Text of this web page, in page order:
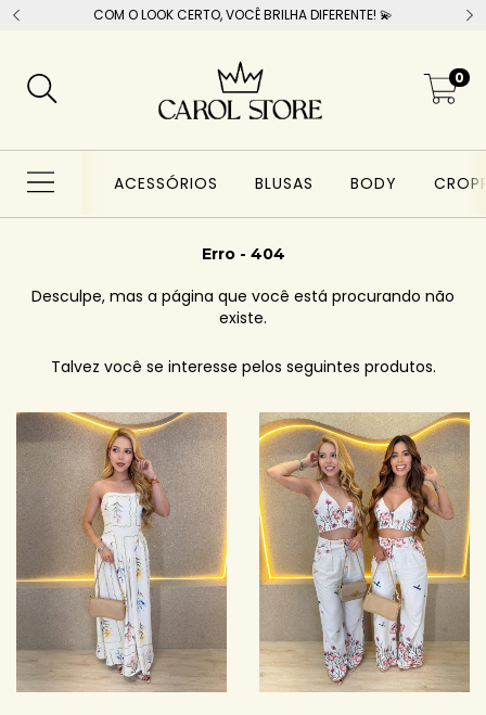
COM O LOOK CERTO, VOCÊ BRILHA DIFERENTE! 💫
0
ACESSÓRIOS BLUSAS BODY
Erro - 404
Desculpe, mas a página que você está procurando não
existe.
Talvez você se interesse pelos seguintes produtos.